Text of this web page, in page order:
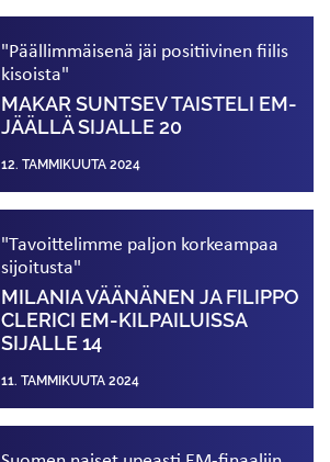
"Päällimmäisenä jäi positiivinen fiilis
kisoista"
MAKAR SUNTSEV TAISTELI EM-
JÄÄLLÄ SIJALLE 20
12. TAMMIKUUTA 2024
"Tavoittelimme paljon korkeampaa
sijoitusta"
MILANIA VÄÄNÄNEN JA FILIPPO
CLERICI EM-KILPAILUISSA
SIJALLE 14
11. TAMMIKUUTA 2024